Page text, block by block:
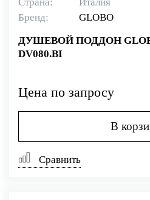
Бренд:
GLOBO
ДУШЕВОЙ ПОДДОН
DV080.BI
Цена по запросу
В
Сравнить